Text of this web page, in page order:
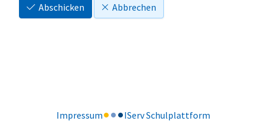
Abschicken Abbrechen
Impressum IServ Schulplattform